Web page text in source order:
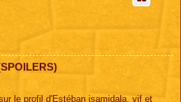
le profil d'Estéban isamidala, vif et